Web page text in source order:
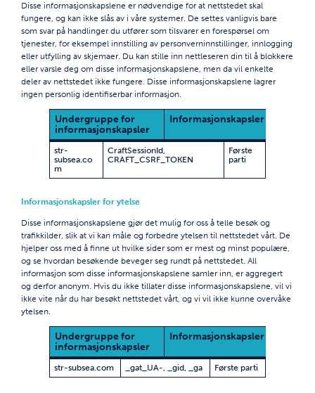
Disse informasjonskapslene er nødvendige for at nettstedet skal
fungere, og kan ikke slås av i våre systemer. De settes vanligvis bare
som svar på handlinger du utfører som tilsvarer en forespørsel om
tjenester, for eksempel innstilling av personverninnstillinger, innlogging
eller utfylling av skjemaer. Du kan stille inn nettleseren din til å blokkere
eller varsle deg om disse informasjonskapslene, men da vil enkelte
deler av nettstedet ikke fungere. Disse informasjonskapslene lagrer
ingen personlig identifiserbar informasjon.
Undergruppe for
informasjonskapsler
Informasjonskapsler
str-
subsea.co
m
CraftSessionId,
CRAFT_CSRF_TOKEN
Første
parti
Informasjonskapsler for ytelse
Disse informasjonskapslene gjør det mulig for oss å telle besøk og
trafikkilder, slik at vi kan måle og forbedre ytelsen til nettstedet vårt. De
hjelper oss med å finne ut hvilke sider som er mest og minst populære,
og se hvordan besøkende beveger seg rundt på nettstedet. All
informasjon som disse informasjonskapslene samler inn, er aggregert
og derfor anonym. Hvis du ikke tillater disse informasjonskapslene, vil vi
ikke vite når du har besøkt nettstedet vårt, og vi vil ikke kunne overvåke
ytelsen.
Undergruppe for
informasjonskapsler
Informasjonskapsler
str-subsea.com _gat_UA-, _gid, _ga Første parti